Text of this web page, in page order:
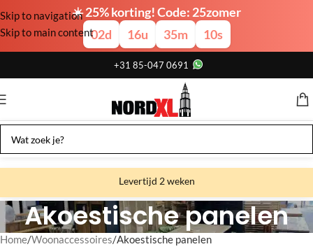
☀️ 25% korting! Code: 25zomer
02d 16u 35m 09s
Skip to navigation
Skip to main content
+31 85-047 0691
Levertijd 2 weken
Gratis verzending
Gratis afhalen
Akoestische panelen
Home Woonaccessoires Akoestische panelen